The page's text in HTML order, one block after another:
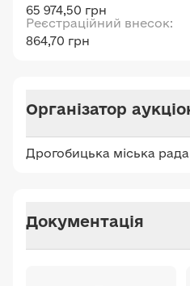
65 974,50 грн
Реєстраційний внесок:
864,70 грн
Організатор
Дрогобицька міська рада
Документація